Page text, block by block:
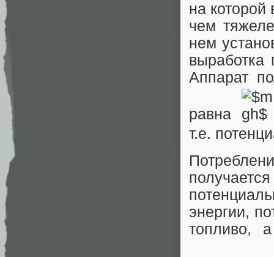
на
чем
нем
Аппарат
равна
т.е.
энергии,
топливо,